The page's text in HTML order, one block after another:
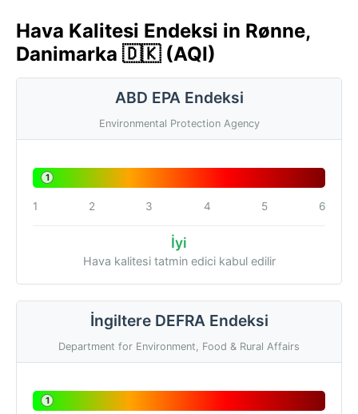
Hava Kalitesi Endeksi in Rønne,
Danimarka 🇩🇰 (AQI)
ABD EPA Endeksi
Environmental Protection Agency
1
1 2 3 4 5 6
İyi
Hava kalitesi tatmin edici kabul edilir
İngiltere DEFRA Endeksi
Department for Environment, Food & Rural Affairs
1